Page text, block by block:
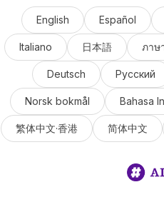
English Español
Italiano 日本語 ภาษ
Deutsch Русский
Norsk bokmål Bahasa
繁体中文·香港 简体中文